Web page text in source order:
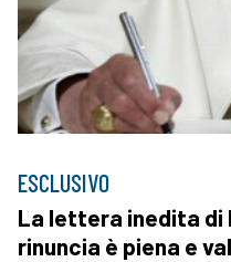
ESCLUSIVO
La lettera inedita di
rinuncia è piena e